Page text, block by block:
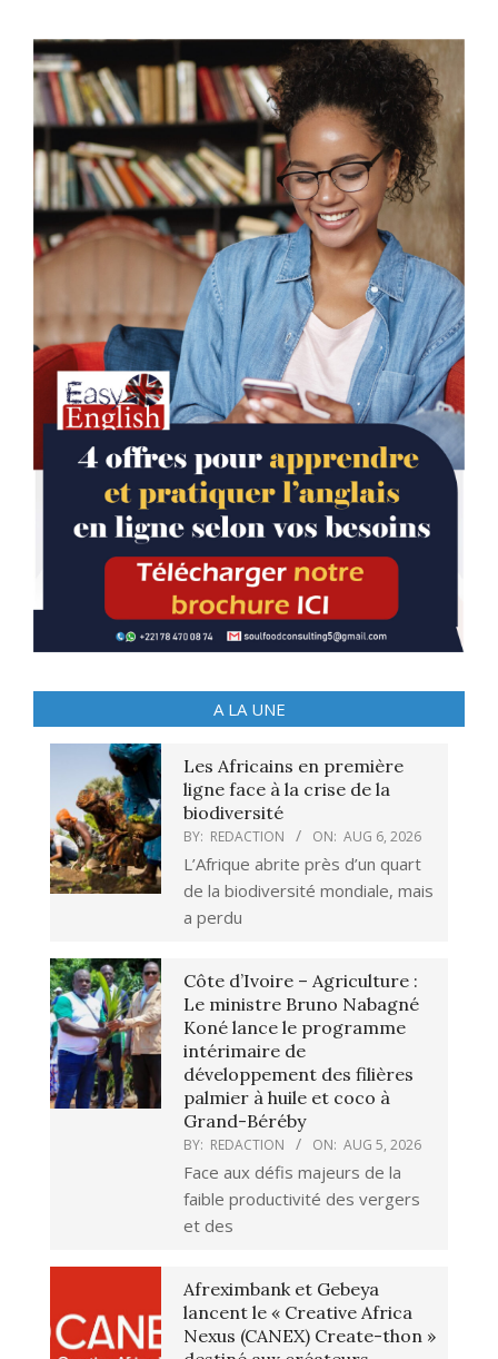
A LA UNE
Les Africains en première
ligne face à la crise de la
biodiversité
BY: REDACTION ON: AUG 6, 2026
L’Afrique abrite près d’un quart
de la biodiversité mondiale, mais
a perdu
Côte d’Ivoire – Agriculture :
Le ministre Bruno Nabagné
Koné lance le programme
intérimaire de
développement des filières
palmier à huile et coco à
Grand-Béréby
BY: REDACTION ON: AUG 5, 2026
Face aux défis majeurs de la
faible productivité des vergers
et des
Afreximbank et Gebeya
lancent le « Creative Africa
Nexus (CANEX) Create-thon »